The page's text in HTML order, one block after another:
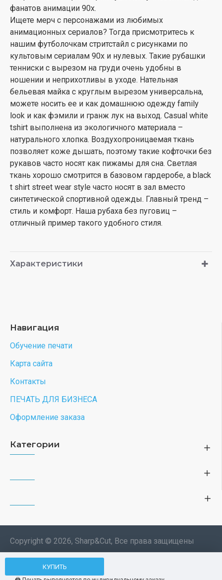
КУПИТЬ
фанатов анимации 90х.
Ищете мерч с персонажами из любимых
анимационных сериалов? Тогда присмотритесь к
нашим футболочкам стритстайл с рисунками по
культовым сериалам 90х и нулевых. Такие рубашки
тенниски с вырезом на груди очень удобны в
ношении и неприхотливы в уходе. Нательная
бельевая майка с круглым вырезом универсальна,
можете носить ее и как домашнюю одежду family
look и как фэмили и гранж лук на выход. Casual white
tshirt выполнена из экологичного материала –
натурального хлопка. Воздухопроницаемая ткань
позволяет коже дышать, поэтому такие кофточки без
рукавов часто носят как пижамы для сна. Светлая
ткань хорошо смотрится в базовом гардеробе, а black
t shirt street wear style часто носят в зал вместо
синтетической спортивной одежды. Главный тренд –
стиль и комфорт. Наша рубаха без пуговиц –
отличный пример такого удобного стиля.
Характеристики
Навигация
Обучение печати
Карта сайта
Контакты
ПЕЧАТЬ ДЛЯ БИЗНЕСА
Оформление заказа
Категории
Copyright © 2026, Sharp&Cut, Все права защищены
Типография. 🖨️ Печать всех
изделий по индивидуальному
Мы используем файлы cookie, чтобы вам